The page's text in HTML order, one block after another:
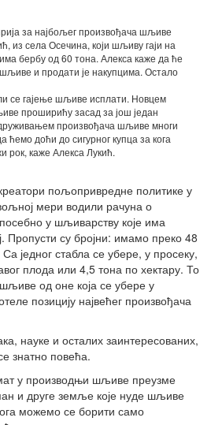
за најбољег произвођача шљиве
из села Осечина, који шљиву гаји на
бербу од 60 тона. Алекса каже да ће
и продати је накупцима. Остало
се гајење шљиве исплати. Новцем
проширићу засад за још један
произвођача шљиве многи
доћи до сигурног купца за кога
рок, каже Алекса Лукић.
пољопривредне политике у
мери водили рачуна о
у шљиварству које има
Пропусти су бројни: имамо преко 48
једног стабла се убере, у просеку,
плода или 4,5 тона по хектару. То
од оне која се убере у
позицију највећег произвођача
науке и осталих заинтересованих,
знатно повећа.
у производњи шљиве преузме
и друге земље које нуде шљиве
можемо се борити само